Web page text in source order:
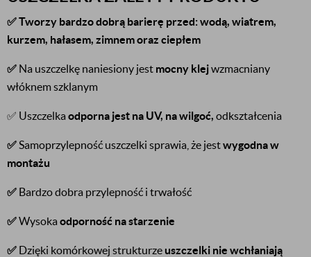
✅Tworzy bardzo dobrą barierę przed: wodą, wiatrem,
kurzem, hałasem, zimnem oraz ciepłem
✅ Na uszczelkę naniesiony jest mocny klejwzmacniany
włóknem szklanym
✅ Uszczelka odporna jest na UV, na wilgoć, odkształcenia
✅Samoprzylepność uszczelki sprawia, że jestwygodna w
montażu
✅ Bardzo dobra przylepność i trwałość
✅Wysoka odporność na starzenie
✅ Dzięki komórkowej strukturze uszczelki nie wchłaniają